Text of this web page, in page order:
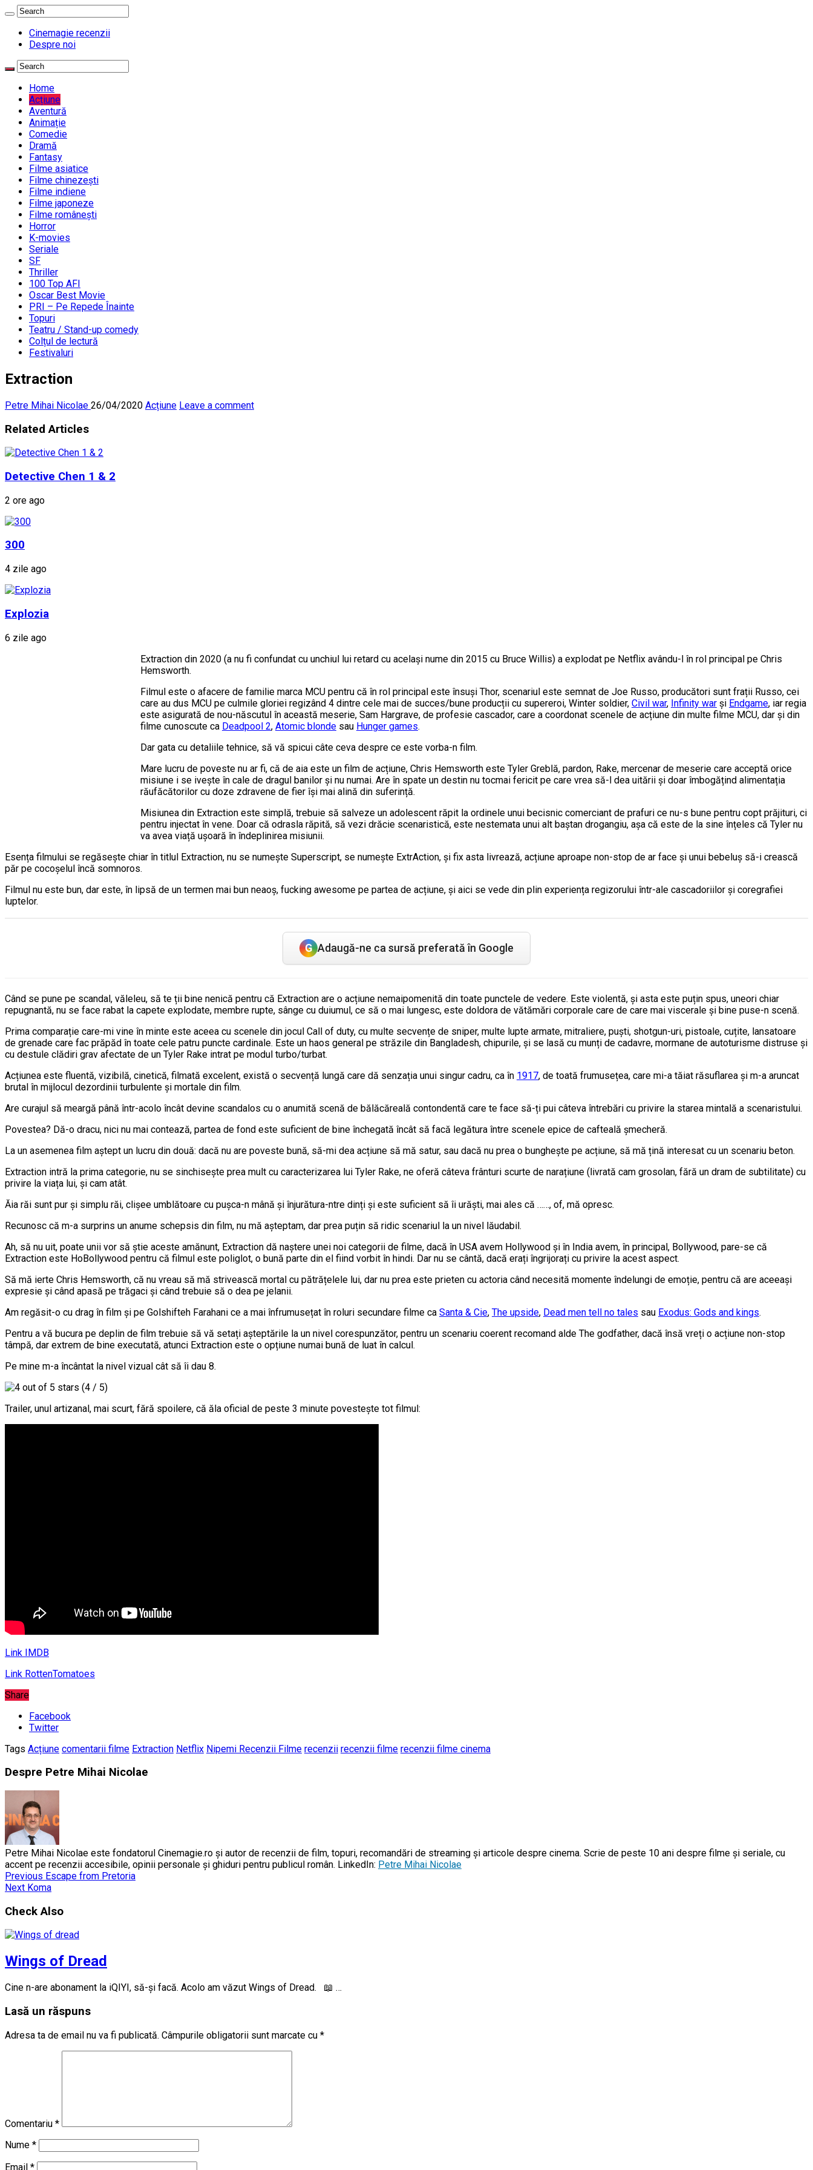
Cinemagie recenzii
Despre noi
Home
Acțiune
Aventură
Animație
Comedie
Dramă
Fantasy
Filme asiatice
Filme chinezești
Filme indiene
Filme japoneze
Filme românești
Horror
K-movies
Seriale
SF
Thriller
100 Top AFI
Oscar Best Movie
PRI – Pe Repede Înainte
Topuri
Teatru / Stand-up comedy
Colțul de lectură
Festivaluri
Extraction
Petre Mihai Nicolae 26/04/2020 Acțiune Leave a comment
Related Articles
Detective Chen 1 & 2
2 ore ago
300
4 zile ago
Explozia
6 zile ago
Extraction din 2020 (a nu fi confundat cu unchiul lui retard cu același nume din 2015 cu Bruce Willis) a explodat pe Netflix avându-l în rol principal pe Chris
Hemsworth.
Filmul este o afacere de familie marca MCU pentru că în rol principal este însuși Thor, scenariul este semnat de Joe Russo, producători sunt frații Russo, cei
care au dus MCU pe culmile gloriei regizând 4 dintre cele mai de succes/bune producții cu supereroi, Winter soldier, Civil war, Infinity war și Endgame, iar regia
este asigurată de nou-născutul în această meserie, Sam Hargrave, de profesie cascador, care a coordonat scenele de acțiune din multe filme MCU, dar și din
filme cunoscute ca Deadpool 2, Atomic blonde sau Hunger games.
Dar gata cu detaliile tehnice, să vă spicui câte ceva despre ce este vorba-n film.
Mare lucru de poveste nu ar fi, că de aia este un film de acțiune, Chris Hemsworth este Tyler Greblă, pardon, Rake, mercenar de meserie care acceptă orice
misiune i se ivește în cale de dragul banilor și nu numai. Are în spate un destin nu tocmai fericit pe care vrea să-l dea uitării și doar îmbogățind alimentația
răufăcătorilor cu doze zdravene de fier își mai alină din suferință.
Misiunea din Extraction este simplă, trebuie să salveze un adolescent răpit la ordinele unui becisnic comerciant de prafuri ce nu-s bune pentru copt prăjituri, ci
pentru injectat în vene. Doar că odrasla răpită, să vezi drăcie scenaristică, este nestemata unui alt baștan drogangiu, așa că este de la sine înțeles că Tyler nu
va avea viață ușoară în îndeplinirea misiunii.
Esența filmului se regăsește chiar în titlul Extraction, nu se numește Superscript, se numește ExtrAction, și fix asta livrează, acțiune aproape non-stop de ar face și unui bebeluș să-i crească
păr pe cocoșelul încă somnoros.
Filmul nu este bun, dar este, în lipsă de un termen mai bun neaoș, fucking awesome pe partea de acțiune, și aici se vede din plin experiența regizorului într-ale cascadoriilor și coregrafiei
luptelor.
G Adaugă-ne ca sursă preferată în Google
Când se pune pe scandal, văleleu, să te ții bine nenică pentru că Extraction are o acțiune nemaipomenită din toate punctele de vedere. Este violentă, și asta este puțin spus, uneori chiar
repugnantă, nu se face rabat la capete explodate, membre rupte, sânge cu duiumul, ce să o mai lungesc, este doldora de vătămări corporale care de care mai viscerale și bine puse-n scenă.
Prima comparație care-mi vine în minte este aceea cu scenele din jocul Call of duty, cu multe secvențe de sniper, multe lupte armate, mitraliere, puști, shotgun-uri, pistoale, cuțite, lansatoare
de grenade care fac prăpăd în toate cele patru puncte cardinale. Este un haos general pe străzile din Bangladesh, chipurile, și se lasă cu munți de cadavre, mormane de autoturisme distruse și
cu destule clădiri grav afectate de un Tyler Rake intrat pe modul turbo/turbat.
Acțiunea este fluentă, vizibilă, cinetică, filmată excelent, există o secvență lungă care dă senzația unui singur cadru, ca în 1917, de toată frumusețea, care mi-a tăiat răsuflarea și m-a aruncat
brutal în mijlocul dezordinii turbulente și mortale din film.
Are curajul să meargă până într-acolo încât devine scandalos cu o anumită scenă de bălăcăreală contondentă care te face să-ți pui câteva întrebări cu privire la starea mintală a scenaristului.
Povestea? Dă-o dracu, nici nu mai contează, partea de fond este suficient de bine închegată încât să facă legătura între scenele epice de cafteală șmecheră.
La un asemenea film aștept un lucru din două: dacă nu are poveste bună, să-mi dea acțiune să mă satur, sau dacă nu prea o bunghește pe acțiune, să mă țină interesat cu un scenariu beton.
Extraction intră la prima categorie, nu se sinchisește prea mult cu caracterizarea lui Tyler Rake, ne oferă câteva frânturi scurte de narațiune (livrată cam grosolan, fără un dram de subtilitate) cu
privire la viața lui, și cam atât.
Ăia răi sunt pur și simplu răi, clișee umblătoare cu pușca-n mână și înjurătura-ntre dinți și este suficient să îi urăști, mai ales că ……, of, mă opresc.
Recunosc că m-a surprins un anume schepsis din film, nu mă așteptam, dar prea puțin să ridic scenariul la un nivel lăudabil.
Ah, să nu uit, poate unii vor să știe aceste amănunt, Extraction dă naștere unei noi categorii de filme, dacă în USA avem Hollywood și în India avem, în principal, Bollywood, pare-se că
Extraction este HoBollywood pentru că filmul este poliglot, o bună parte din el fiind vorbit în hindi. Dar nu se cântă, dacă erați îngrijorați cu privire la acest aspect.
Să mă ierte Chris Hemsworth, că nu vreau să mă strivească mortal cu pătrățelele lui, dar nu prea este prieten cu actoria când necesită momente îndelungi de emoție, pentru că are aceeași
expresie și când apasă pe trăgaci și când trebuie să o dea pe jelanii.
Am regăsit-o cu drag în film și pe Golshifteh Farahani ce a mai înfrumusețat în roluri secundare filme ca Santa & Cie, The upside, Dead men tell no tales sau Exodus: Gods and kings.
Pentru a vă bucura pe deplin de film trebuie să vă setați așteptările la un nivel corespunzător, pentru un scenariu coerent recomand alde The godfather, dacă însă vreți o acțiune non-stop
tâmpă, dar extrem de bine executată, atunci Extraction este o opțiune numai bună de luat în calcul.
Pe mine m-a încântat la nivel vizual cât să îi dau 8.
(4 / 5)
Trailer, unul artizanal, mai scurt, fără spoilere, că ăla oficial de peste 3 minute povestește tot filmul:
Link IMDB
Link RottenTomatoes
Share
Facebook
Twitter
Tags Acțiune comentarii filme Extraction Netflix Nipemi Recenzii Filme recenzii recenzii filme recenzii filme cinema
Despre Petre Mihai Nicolae
Petre Mihai Nicolae este fondatorul Cinemagie.ro și autor de recenzii de film, topuri, recomandări de streaming și articole despre cinema. Scrie de peste 10 ani despre filme și seriale, cu
accent pe recenzii accesibile, opinii personale și ghiduri pentru publicul român. LinkedIn: Petre Mihai Nicolae
Previous Escape from Pretoria
Next Koma
Check Also
Wings of Dread
Cine n-are abonament la iQIYI, să-și facă. Acolo am văzut Wings of Dread. 📖 …
Lasă un răspuns
Adresa ta de email nu va fi publicată. Câmpurile obligatorii sunt marcate cu *
Comentariu *
Nume *
Email *